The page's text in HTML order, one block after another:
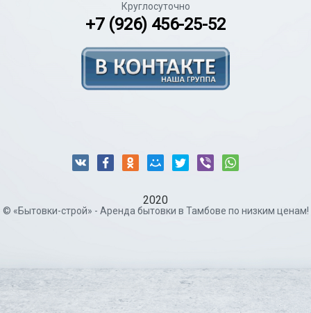
Круглосуточно
+7 (926) 456-25-52
2020
© «Бытовки-строй» - Аренда бытовки в Тамбове по низким ценам!